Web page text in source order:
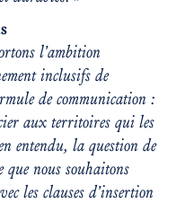
l’ambition
inclusifs de
de communication :
aux territoires qui les
entendu, la question de
que nous souhaitons
les clauses d’insertion